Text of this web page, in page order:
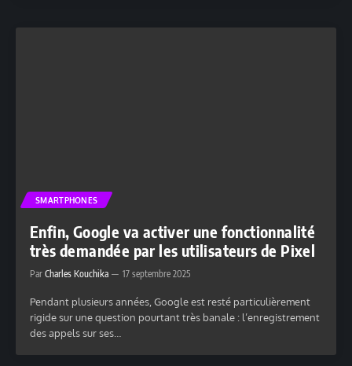
SMARTPHONES
Enfin, Google va activer une fonctionnalité
très demandée par les utilisateurs de Pixel
Par Charles Kouchika 17 septembre 2025
Pendant plusieurs années, Google est resté particulièrement
rigide sur une question pourtant très banale : l’enregistrement
des appels sur ses…